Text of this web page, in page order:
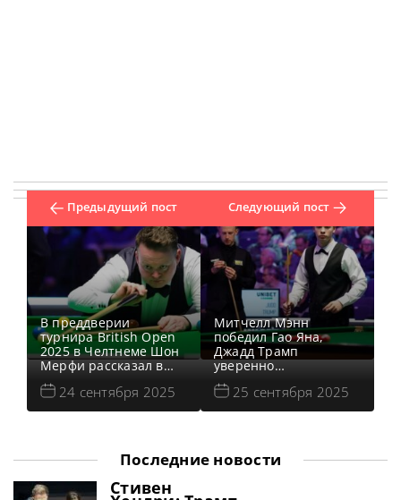
Предыдущий пост
В преддверии
турнира British Open
2025 в Челтнеме Шон
Мерфи рассказал в
интервью о
проблемах с
существующей
мирового рейтинга и
согласился в этом
вопросе с жалобой
Марка Аллена,
24 сентября 2025
Следующий пост
Митчелл Мэнн
победил Гао Яна,
Джадд Трамп
уверенно
нокаутировал Леоне
Кроули, Марк Аллен
обыграл Булчу Ревеса,
Селби одолел Лю
раунде турнира British
25 сентября 2025
Последние новости
Стивен